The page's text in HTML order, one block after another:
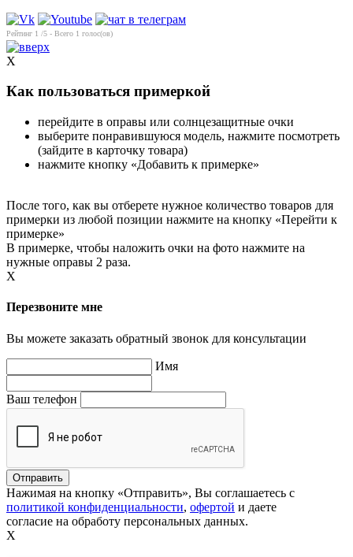
Рейтинг 1 /5 - Всего 1 голос(ов)
X
Как пользоваться примеркой
перейдите в оправы или солнцезащитные очки
выберите понравившуюся модель, нажмите посмотреть
(зайдите в карточку товара)
нажмите кнопку «Добавить к примерке»
После того, как вы отберете нужное количество товаров для
примерки из любой позиции нажмите на кнопку «Перейти к
примерке»
В примерке, чтобы наложить очки на фото нажмите на
нужные оправы 2 раза.
X
Перезвоните мне
Вы можете заказать обратный звонок для консультации
Имя
Ваш телефон
Нажимая на кнопку «Отправить», Вы соглашаетесь с
политикой конфиденциальности, офертой и даете
согласие на обработу персональных данных.
X